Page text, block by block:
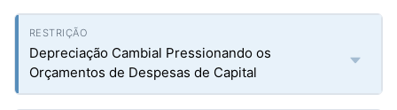
Depreciação Cambial Pressionando os
Orçamentos de Despesas de Capital